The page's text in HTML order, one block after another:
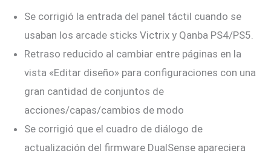
Se corrigió la entrada del panel táctil cuando se
usaban los arcade sticks Victrix y Qanba PS4/PS5.
Retraso reducido al cambiar entre páginas en la
vista «Editar diseño» para configuraciones con una
gran cantidad de conjuntos de
acciones/capas/cambios de modo
Se corrigió que el cuadro de diálogo de
actualización del firmware DualSense apareciera